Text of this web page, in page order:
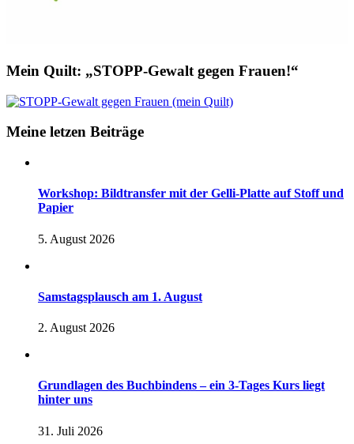
Mein Quilt: „STOPP-Gewalt gegen Frauen!“
Meine letzen Beiträge
Workshop: Bildtransfer mit der Gelli-Platte auf Stoff und
Papier
5. August 2026
Samstagsplausch am 1. August
2. August 2026
Grundlagen des Buchbindens – ein 3-Tages Kurs liegt
hinter uns
31. Juli 2026